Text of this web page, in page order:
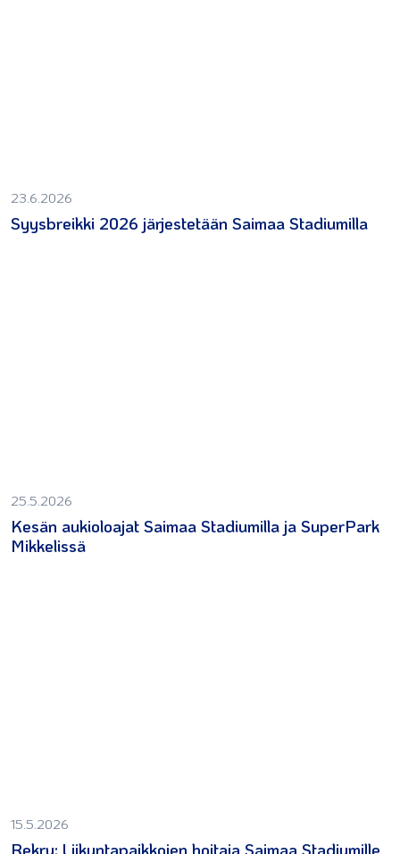
23.6.2026
Syysbreikki 2026 järjestetään Saimaa Stadiumilla
25.5.2026
Kesän aukioloajat Saimaa Stadiumilla ja SuperPark
Mikkelissä
15.5.2026
Rekry: Liikuntapaikkojen hoitaja Saimaa Stadiumille